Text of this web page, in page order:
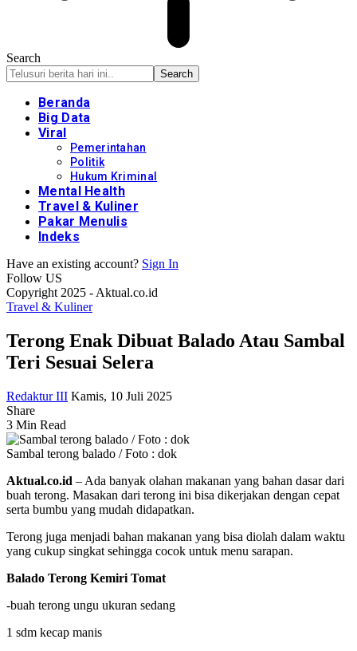
Search
Beranda
Big Data
Viral
Pemerintahan
Politik
Hukum Kriminal
Mental Health
Travel & Kuliner
Pakar Menulis
Indeks
Have an existing account? Sign In
Follow US
Copyright 2025 - Aktual.co.id
Travel & Kuliner
Terong Enak Dibuat Balado Atau Sambal
Teri Sesuai Selera
Redaktur III Kamis, 10 Juli 2025
Share
3 Min Read
Sambal terong balado / Foto : dok
Aktual.co.id – Ada banyak olahan makanan yang bahan dasar dari
buah terong. Masakan dari terong ini bisa dikerjakan dengan cepat
serta bumbu yang mudah didapatkan.
Terong juga menjadi bahan makanan yang bisa diolah dalam waktu
yang cukup singkat sehingga cocok untuk menu sarapan.
Balado Terong Kemiri Tomat
-buah terong ungu ukuran sedang
1 sdm kecap manis